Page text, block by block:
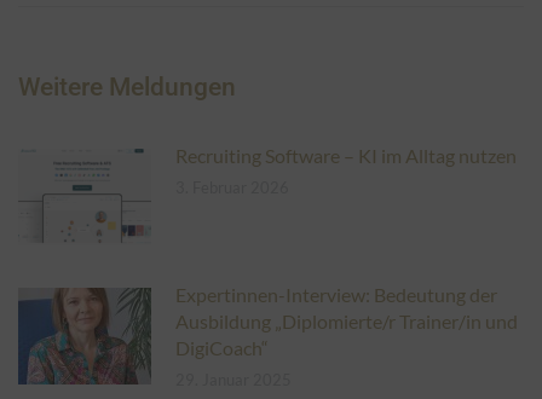
Weitere Meldungen
Recruiting Software – KI im Alltag nutzen
Expertinnen-Interview: Bedeutung der
Ausbildung „Diplomierte/r Trainer/in und
DigiCoach“